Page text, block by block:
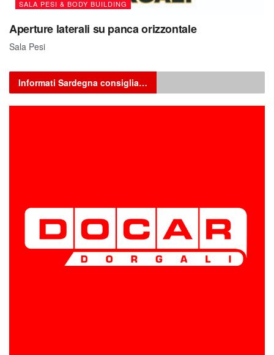
SALA PESI & BODY BUILDING
Aperture laterali su panca orizzontale
Sala Pesi
Informati Sardegna consiglia…